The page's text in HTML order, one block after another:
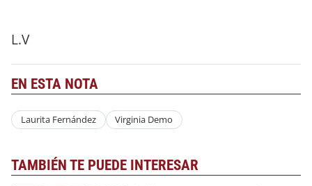
L.V
EN ESTA NOTA
Laurita Fernández Virginia Demo
TAMBIÉN TE PUEDE INTERESAR